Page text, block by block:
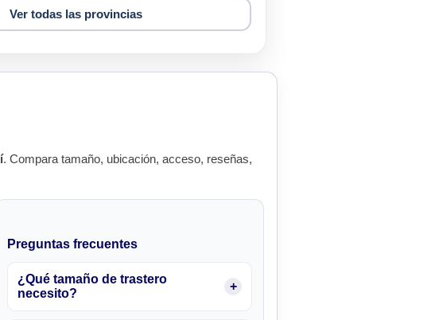
Ver todas las provincias
. Compara tamaño, ubicación, acceso, reseñas,
Preguntas frecuentes
¿Qué tamaño de trastero
necesito?